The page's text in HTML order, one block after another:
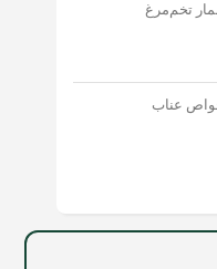
تخم‌مرغ
عناب